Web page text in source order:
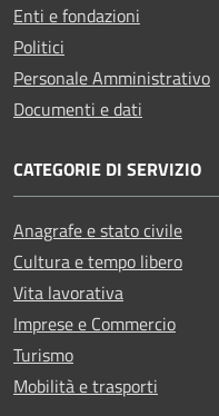
Enti e fondazioni
Politici
Personale Amministrativo
Documenti e dati
CATEGORIE DI SERVIZIO
Anagrafe e stato civile
Cultura e tempo libero
Vita lavorativa
Imprese e Commercio
Turismo
Mobilità e trasporti